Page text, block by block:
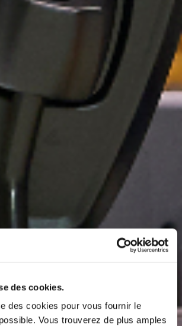
des cookies.
des cookies pour vous fournir le
Vous trouverez de plus amples